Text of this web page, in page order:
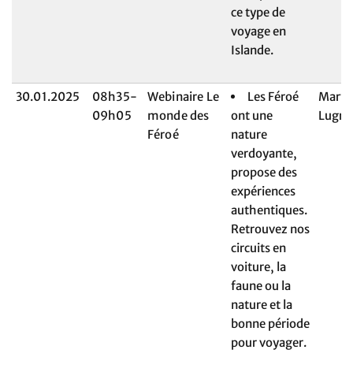
ce type de
voyage en
Islande.
30.01.2025
08h35-
09h05
Webinaire Le
monde des
Féroé
Les Féroé
ont une
nature
verdoyante,
propose des
expériences
authentiques.
Retrouvez nos
circuits en
voiture, la
faune ou la
nature et la
bonne période
pour voyager.